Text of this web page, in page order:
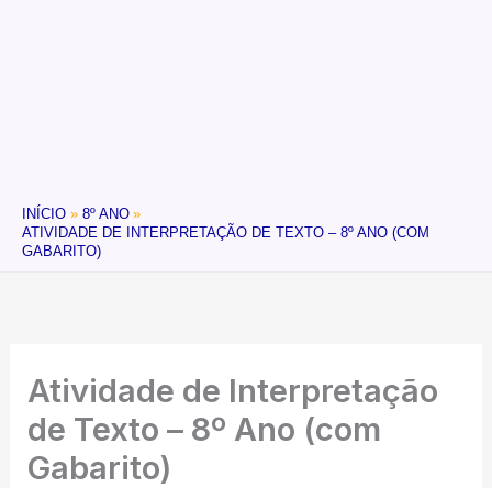
INÍCIO
8º ANO
ATIVIDADE DE INTERPRETAÇÃO DE TEXTO – 8º ANO (COM
GABARITO)
Atividade de Interpretação
de Texto – 8º Ano (com
Gabarito)